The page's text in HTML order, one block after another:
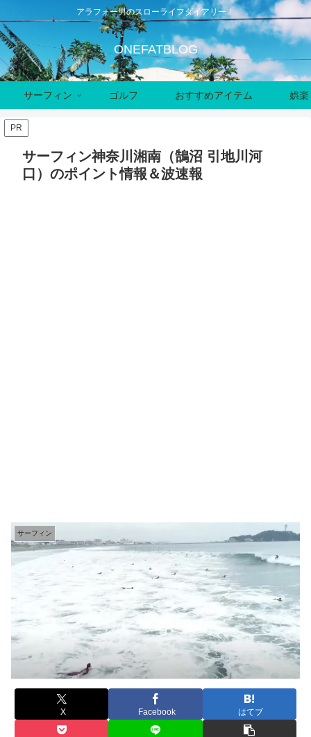
アラフォー男のスローライフダイアリー！
ONEFATBLOG
サーフィン ゴルフ おすすめアイテム 娯
PR
サーフィン神奈川湘南（鵠沼 引地川河
口）のポイント情報＆波速報
サーフィン
X Facebook はてブ